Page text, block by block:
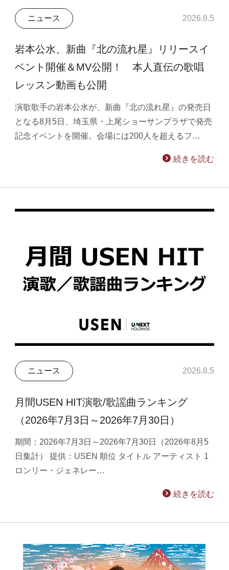
ニュース 2026.8.5
岩本公水、新曲『北の流れ星』リリースイ
ベント開催＆MV公開！ 本人直伝の歌唱
レッスン動画も公開
演歌歌手の岩本公水が、新曲『北の流れ星』の発売日
となる8月5日、埼玉県・上尾ショーサンプラザで発売
記念イベントを開催。会場には200人を超えるフ…
続きを読む
ニュース 2026.8.5
月間USEN HIT演歌/歌謡曲ランキング
（2026年7月3日～2026年7月30日）
期間：2026年7月3日～2026年7月30日（2026年8月5
日集計） 提供：USEN 順位 タイトル アーティスト 1
ロンリー・ジェネレー…
続きを読む